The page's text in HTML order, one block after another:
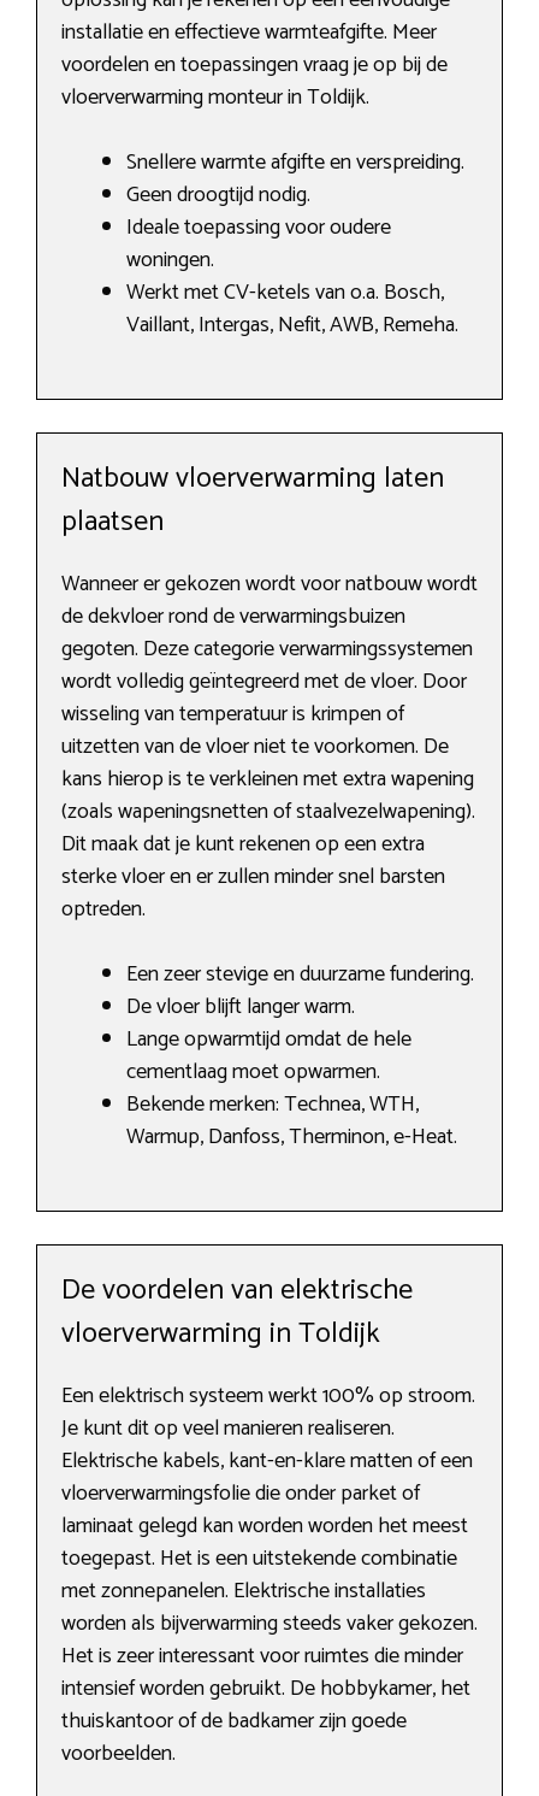
installatie en effectieve warmteafgifte. Meer
voordelen en toepassingen vraag je op bij de
vloerverwarming monteur in Toldijk.
Snellere warmte afgifte en verspreiding.
Geen droogtijd nodig.
Ideale toepassing voor oudere
woningen.
Werkt met CV-ketels van o.a. Bosch,
Vaillant, Intergas, Nefit, AWB, Remeha.
Natbouw vloerverwarming laten
plaatsen
Wanneer er gekozen wordt voor natbouw wordt
de dekvloer rond de verwarmingsbuizen
gegoten. Deze categorie verwarmingssystemen
wordt volledig geïntegreerd met de vloer. Door
wisseling van temperatuur is krimpen of
uitzetten van de vloer niet te voorkomen. De
kans hierop is te verkleinen met extra wapening
(zoals wapeningsnetten of staalvezelwapening).
Dit maak dat je kunt rekenen op een extra
sterke vloer en er zullen minder snel barsten
optreden.
Een zeer stevige en duurzame fundering.
De vloer blijft langer warm.
Lange opwarmtijd omdat de hele
cementlaag moet opwarmen.
Bekende merken: Technea, WTH,
Warmup, Danfoss, Therminon, e-Heat.
De voordelen van elektrische
vloerverwarming in Toldijk
Een elektrisch systeem werkt 100% op stroom.
Je kunt dit op veel manieren realiseren.
Elektrische kabels, kant-en-klare matten of een
vloerverwarmingsfolie die onder parket of
laminaat gelegd kan worden worden het meest
toegepast. Het is een uitstekende combinatie
met zonnepanelen. Elektrische installaties
worden als bijverwarming steeds vaker gekozen.
Het is zeer interessant voor ruimtes die minder
intensief worden gebruikt. De hobbykamer, het
thuiskantoor of de badkamer zijn goede
voorbeelden.